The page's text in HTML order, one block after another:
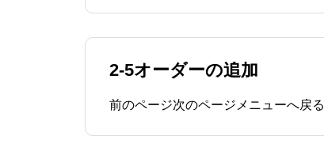
2-5オーダーの追加
前のページ次のページメニューへ戻る